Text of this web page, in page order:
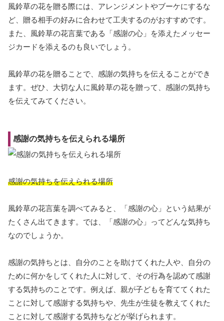
風鈴草の花を贈る際には、アレンジメントやブーケにするな
ど、贈る相手の好みに合わせて工夫するのがおすすめです。
また、風鈴草の花言葉である「感謝の心」を添えたメッセー
ジカードを添えるのも良いでしょう。
風鈴草の花を贈ることで、感謝の気持ちを伝えることができ
ます。ぜひ、大切な人に風鈴草の花を贈って、感謝の気持ち
を伝えてみてください。
感謝の気持ちを伝えられる場所
感謝の気持ちを伝えられる場所
風鈴草の花言葉を調べてみると、「感謝の心」という結果が
たくさん出てきます。では、「感謝の心」ってどんな気持ち
なのでしょうか。
感謝の気持ちとは、自分のことを助けてくれた人や、自分の
ために何かをしてくれた人に対して、その行為を認めて感謝
する気持ちのことです。例えば、親が子どもを育ててくれた
ことに対して感謝する気持ちや、先生が生徒を教えてくれた
ことに対して感謝する気持ちなどが挙げられます。